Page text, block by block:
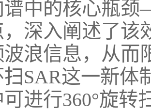
谱中的核心瓶
深入阐述了该
浪信息，从而
SAR这一新体
进行360°旋转